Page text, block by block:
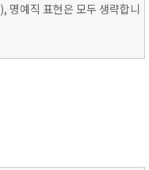
명예직 표현은 모두 생략합니